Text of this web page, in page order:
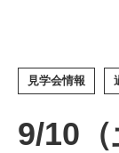
見学会情報
9/10